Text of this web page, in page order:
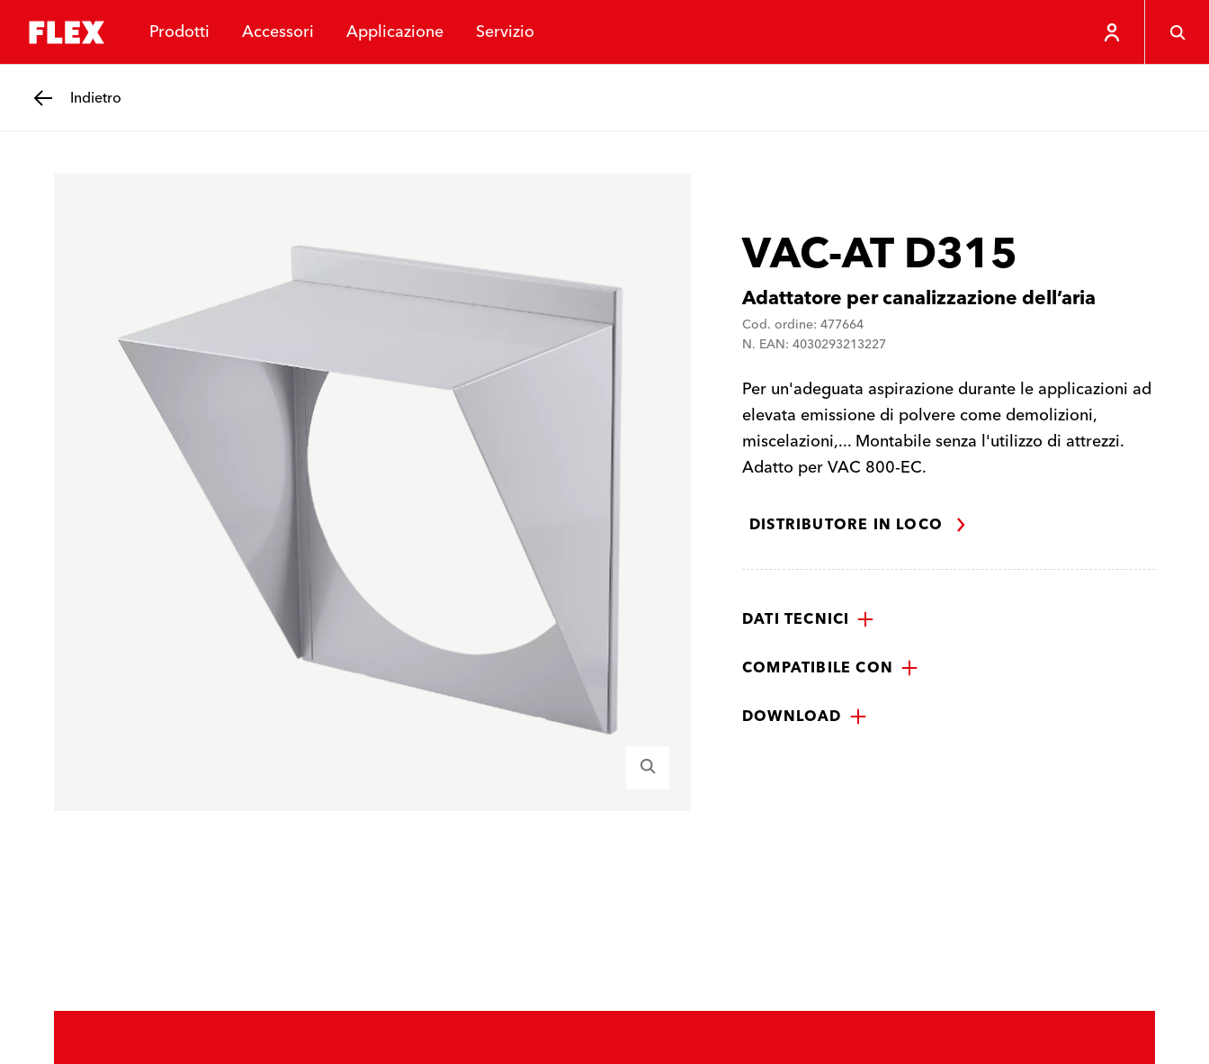
Prodotti Accessori Applicazione Servizio
Indietro
VAC-AT D315
Adattatore per canalizzazione dell’aria
Cod. ordine: 477664
N. EAN: 4030293213227
Per un'adeguata aspirazione durante le applicazioni ad
elevata emissione di polvere come demolizioni,
miscelazioni,... Montabile senza l'utilizzo di attrezzi.
Adatto per VAC 800-EC.
DISTRIBUTORE IN LOCO
DATI TECNICI
COMPATIBILE CON
DOWNLOAD